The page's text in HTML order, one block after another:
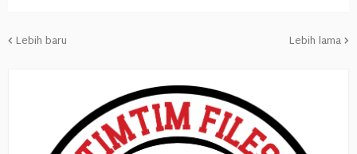
Lebih baru Lebih lama